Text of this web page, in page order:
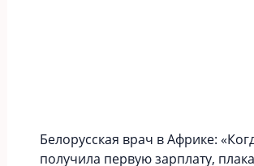
Белорусская врач в Африке:
получила первую зарплату,